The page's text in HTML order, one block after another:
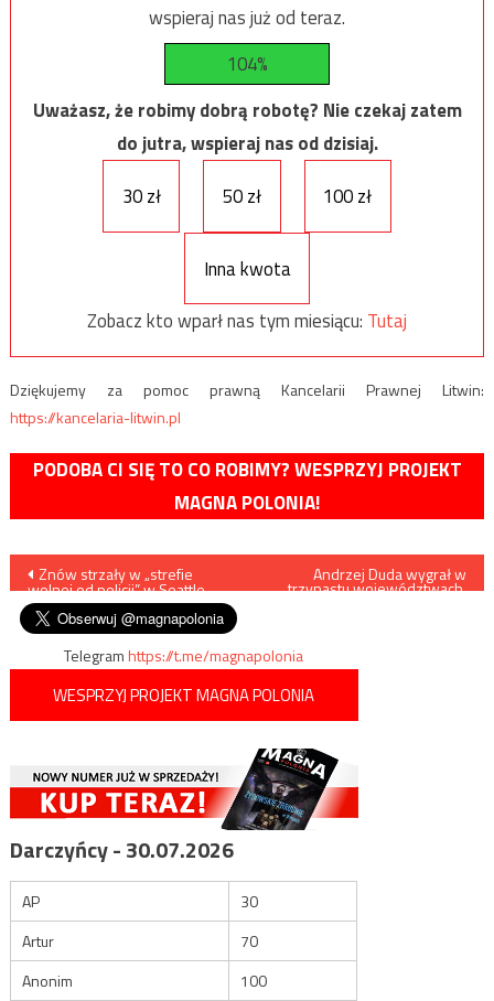
wspieraj nas już od teraz.
104%
Uważasz, że robimy dobrą robotę? Nie czekaj zatem
do jutra, wspieraj nas od dzisiaj.
30 zł
50 zł 100 zł
Inna kwota
Zobacz kto wparł nas tym miesiącu: Tutaj
Dziękujemy za pomoc prawną Kancelarii Prawnej Litwin:
https://kancelaria-litwin.pl
PODOBA CI SIĘ TO CO ROBIMY? WESPRZYJ PROJEKT
MAGNA POLONIA!
Nawigacja
wpisu
Znów strzały w „strefie
wolnej od policji” w Seattle
Andrzej Duda wygrał w
trzynastu województwach,
Telegramhttps://t.me/magnapolonia
WESPRZYJ PROJEKT MAGNA POLONIA
Darczyńcy - 30.07.2026
AP
30
Artur
70
Anonim
100